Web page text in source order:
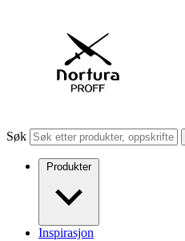
Søk
Produkter
Inspirasjon